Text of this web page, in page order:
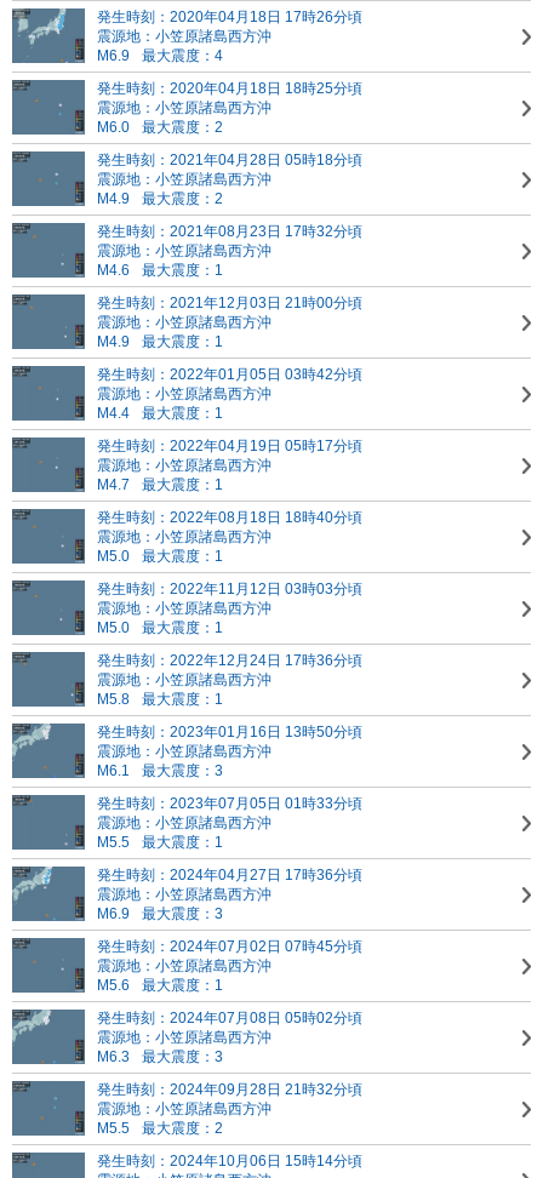
発生時刻：2020年04月18日 17時26分頃
震源地：小笠原諸島西方沖
M6.9
最大震度：4
発生時刻：2020年04月18日 18時25分頃
震源地：小笠原諸島西方沖
M6.0
最大震度：2
発生時刻：2021年04月28日 05時18分頃
震源地：小笠原諸島西方沖
M4.9
最大震度：2
発生時刻：2021年08月23日 17時32分頃
震源地：小笠原諸島西方沖
M4.6
最大震度：1
発生時刻：2021年12月03日 21時00分頃
震源地：小笠原諸島西方沖
M4.9
最大震度：1
発生時刻：2022年01月05日 03時42分頃
震源地：小笠原諸島西方沖
M4.4
最大震度：1
発生時刻：2022年04月19日 05時17分頃
震源地：小笠原諸島西方沖
M4.7
最大震度：1
発生時刻：2022年08月18日 18時40分頃
震源地：小笠原諸島西方沖
M5.0
最大震度：1
発生時刻：2022年11月12日 03時03分頃
震源地：小笠原諸島西方沖
M5.0
最大震度：1
発生時刻：2022年12月24日 17時36分頃
震源地：小笠原諸島西方沖
M5.8
最大震度：1
発生時刻：2023年01月16日 13時50分頃
震源地：小笠原諸島西方沖
M6.1
最大震度：3
発生時刻：2023年07月05日 01時33分頃
震源地：小笠原諸島西方沖
M5.5
最大震度：1
発生時刻：2024年04月27日 17時36分頃
震源地：小笠原諸島西方沖
M6.9
最大震度：3
発生時刻：2024年07月02日 07時45分頃
震源地：小笠原諸島西方沖
M5.6
最大震度：1
発生時刻：2024年07月08日 05時02分頃
震源地：小笠原諸島西方沖
M6.3
最大震度：3
発生時刻：2024年09月28日 21時32分頃
震源地：小笠原諸島西方沖
M5.5
最大震度：2
発生時刻：2024年10月06日 15時14分頃